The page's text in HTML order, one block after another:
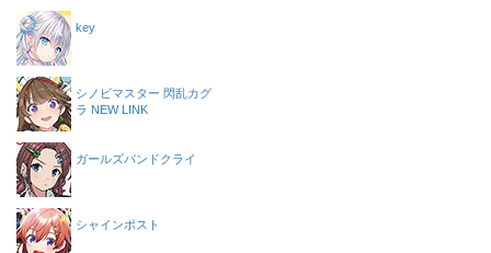
key
シノビマスター 閃乱カグ
ラ NEW LINK
ガールズバンドクライ
シャインポスト